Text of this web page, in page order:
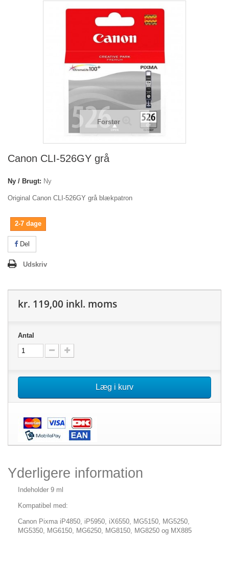
Forstør
Canon CLI-526GY grå
Ny / Brugt: Ny
Original Canon CLI-526GY grå blækpatron
2-7 dage
Del
Udskriv
kr. 119,00 inkl. moms
Antal
Læg i kurv
Yderligere information
Indeholder 9 ml
Kompatibel med:
Canon Pixma iP4850, iP5950, iX6550, MG5150, MG5250,
MG5350, MG6150, MG6250, MG8150, MG8250 og MX885